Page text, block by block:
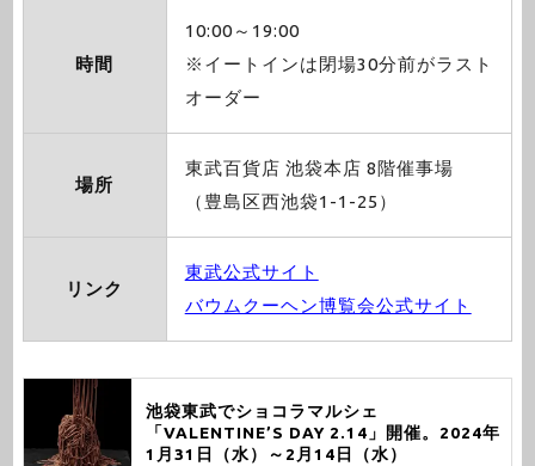
時間
10:00～19:00
※イートインは閉場30分前がラスト
オーダー
場所
東武百貨店 池袋本店 8階催事場
（豊島区西池袋1-1-25）
リンク
東武公式サイト
バウムクーヘン博覧会公式サイト
池袋東武でショコラマルシェ
「VALENTINE’S DAY 2.14」開催。2024年
1月31日（水）～2月14日（水）